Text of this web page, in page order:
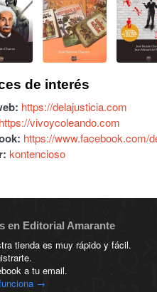
de interés
https://delajusticia.com
https://vivoycoleando.com
https://www.facebook.com/
kontencioso
en Editorial Amarante
tienda es muy rápido y fácil.
a tu email.
→